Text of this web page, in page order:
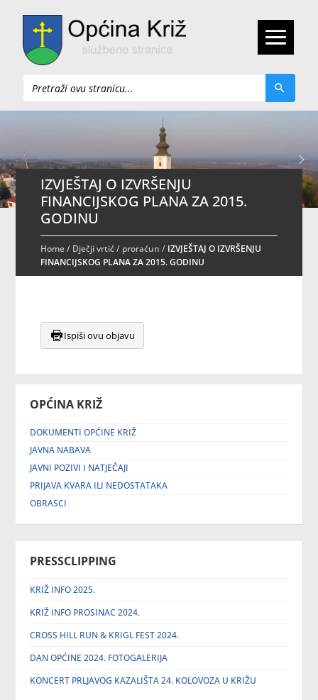
Pretraži
OPĆINA KRIŽ
DOKUMENTI OPĆINE KRIŽ
JAVNA NABAVA
JAVNI POZIVI I NATJEČAJI
PRIJAVA KVARA ILI NEDOSTATAKA
OBRASCI
PRESSCLIPPING
KRIŽ INFO 2025.
KRIŽ INFO PROSINAC 2024.
CROSS HILL RUN & KRIGL FEST 2024.
DAN OPĆINE 2024. FOTOGALERIJA
KONCERT PRLJAVOG KAZALIŠTA 24. KOLOVOZA U KRIŽU
IZVJEŠTAJ O IZVRŠENJU
FINANCIJSKOG PLANA ZA 2015.
GODINU
Home/ Dječji vrtić/ proraćun / IZVJEŠTAJ O IZVRŠENJU
FINANCIJSKOG PLANA ZA 2015. GODINU
Ispiši ovu objavu